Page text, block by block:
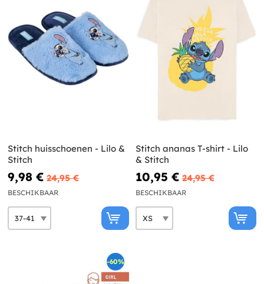
Stitch huisschoenen - Lilo &
Stitch
9,98 € 24,95 €
BESCHIKBAAR
Stitch ananas T-shirt - Lilo
& Stitch
10,95 € 24,95 €
BESCHIKBAAR
-60%